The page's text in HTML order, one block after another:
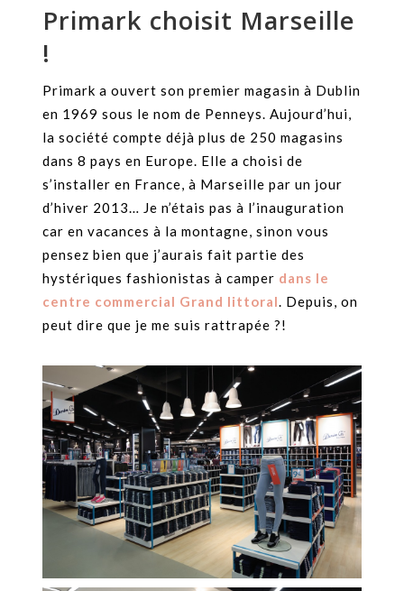
Primark choisit Marseille
!
Primark a ouvert son premier magasin à Dublin
en 1969 sous le nom de Penneys. Aujourd’hui,
la société compte déjà plus de 250 magasins
dans 8 pays en Europe. Elle a choisi de
s’installer en France, à Marseille par un jour
d’hiver 2013… Je n’étais pas à l’inauguration
car en vacances à la montagne, sinon vous
pensez bien que j’aurais fait partie des
hystériques fashionistas à camper dans le
centre commercial Grand littoral. Depuis, on
peut dire que je me suis rattrapée ?!